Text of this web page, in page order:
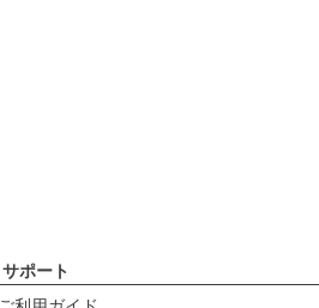
サポート